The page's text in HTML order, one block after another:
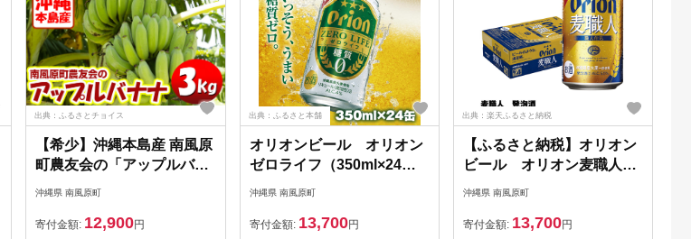
出典：ふるさとチョイス
【希少】沖縄本島産 南風原
町農友会の「アップルバナ
ナ」 3kg
沖縄県 南風原町
寄付金額: 12,900円
出典：ふるさと本舗
オリオンビール オリオン
ゼロライフ（350ml×24
缶）
沖縄県 南風原町
寄付金額: 13,700円
出典：楽天ふるさと納税
【ふるさと納税】オリオン
ビール オリオン麦職人
発泡酒（350ml×24缶）
沖縄県 南風原町
寄付金額: 13,700円